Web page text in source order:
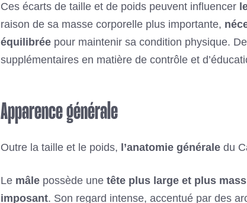
Ces écarts de taille et de poids peuvent influencer
raison de sa masse corporelle plus importante,
équilibréepour maintenir sa condition physique.
supplémentaires en matière de contrôle et
Apparence générale
Outre la taille et le poids, l’anatomie généraledu
Le mâlepossède une tête plus large et plus
imposant. Son regard intense, accentué par des